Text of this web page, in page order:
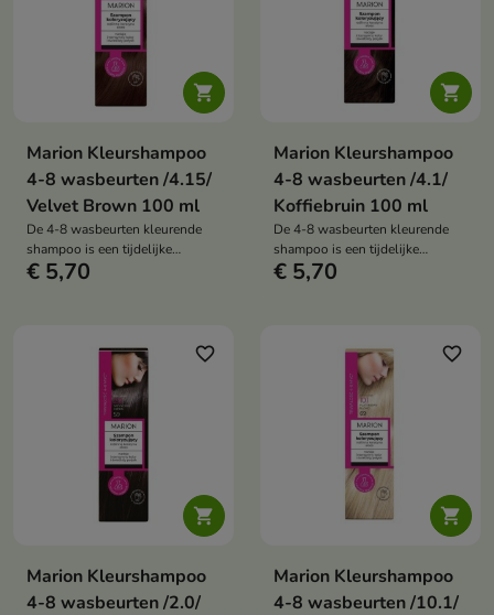

Marion Kleurshampoo
4-8 wasbeurten /4.15/
Velvet Brown 100 ml
De 4-8 wasbeurten kleurende
shampoo is een tijdelijke
haarkleur die een intense kleur
met plantaardige keratine en
€ 5,70

Marion Kleurshampoo
4-8 wasbeurten /4.1/
Koffiebruin 100 ml
De 4-8 wasbeurten kleurende
shampoo is een tijdelijke
haarkleur die een intense kleur
met plantaardige keratine en
€ 5,70

favorite_border
Marion Kleurshampoo
4-8 wasbeurten /2.0/

favorite_border
Marion Kleurshampoo
4-8 wasbeurten /10.1/